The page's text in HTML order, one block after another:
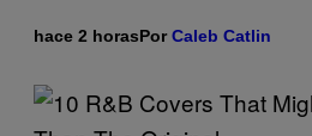
hace 2 horasPorCaleb Catlin